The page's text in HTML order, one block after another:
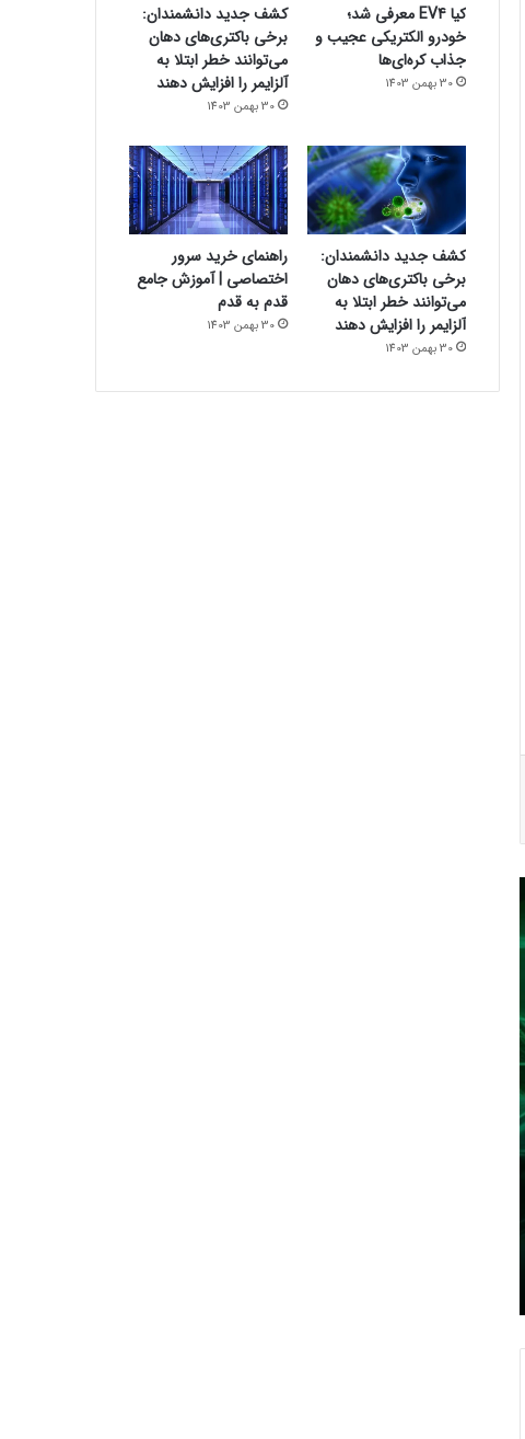
کیا EV4 معرفی شد؛
خودرو الکتریکی عجیب و
جذاب کره‌ای‌ها
30 بهمن 1403
کشف جدید دانشمندان:
برخی باکتری‌های دهان
می‌توانند خطر ابتلا به
آلزایمر را افزایش دهند
30 بهمن 1403
کشف جدید دانشمندان:
برخی باکتری‌های دهان
می‌توانند خطر ابتلا به
آلزایمر را افزایش دهند
30 بهمن 1403
راهنمای خرید سرور
اختصاصی | آموزش جامع
قدم به قدم
30 بهمن 1403